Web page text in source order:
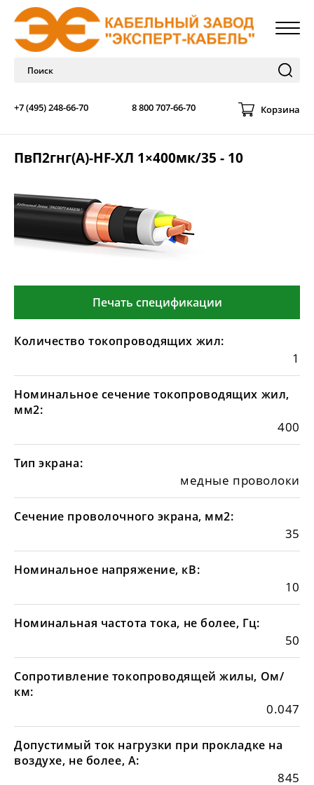
+7 (495) 248-66-70 8 800 707-66-70 Корзина
ПвП2гнг(А)-HF-ХЛ 1×400мк/35 - 10
Печать спецификации
Количество токопроводящих жил:
1
Номинальное сечение токопроводящих жил,
мм2:
400
Тип экрана:
медные проволоки
Сечение проволочного экрана, мм2:
35
Номинальное напряжение, кВ:
10
Номинальная частота тока, не более, Гц:
50
Сопротивление токопроводящей жилы, Ом/
км:
0.047
Допустимый ток нагрузки при прокладке на
воздухе, не более, А:
845